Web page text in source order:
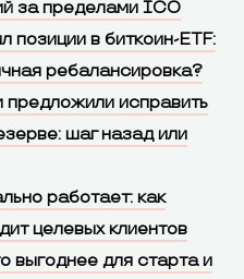
за пределами ICO
позиции в биткоин-ETF:
ребалансировка?
исправить
шаг назад или
работает: как
целевых клиентов
выгоднее для старта и